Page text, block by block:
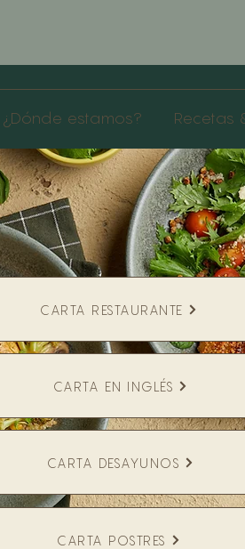
¿Dónde estamos? Recetas
CARTA RESTAURANTE
CARTA DESAYUNOS
CARTA POSTRES
CARTA EN INGLÉS